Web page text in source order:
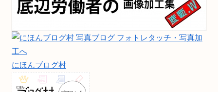
にほんブログ村